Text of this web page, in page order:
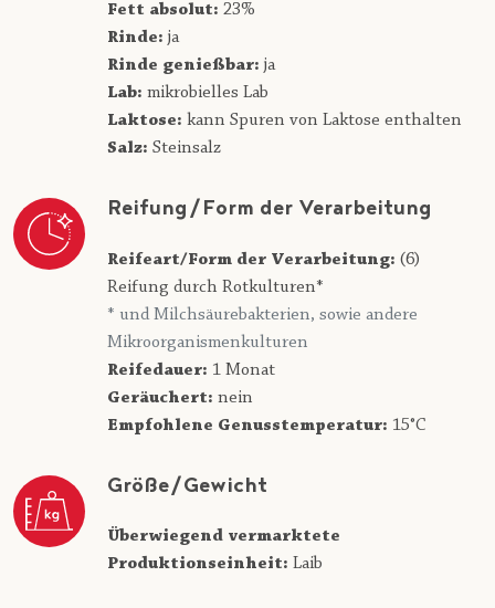
Fett absolut: 23%
Rinde: ja
Rinde genießbar: ja
Lab: mikrobielles Lab
Laktose: kann Spuren von Laktose enthalten
Salz: Steinsalz
Reifung/Form der Verarbeitung
Reifeart/Form der Verarbeitung: (6)
Reifung durch Rotkulturen*
* und Milchsäurebakterien, sowie andere
Mikroorganismenkulturen
Reifedauer: 1 Monat
Geräuchert: nein
Empfohlene Genusstemperatur: 15°C
Größe/Gewicht
Überwiegend vermarktete
Produktionseinheit: Laib